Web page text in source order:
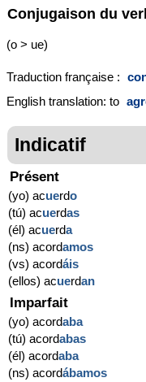
Conjugaison du
(o > ue)
Traduction française :
English translation: to
Indicatif
Présent
(yo) acuerdo
(tú) acuerdas
(él) acuerda
(ns) acordamos
(vs) acordáis
(ellos) acuerdan
Imparfait
(yo) acordaba
(tú) acordabas
(él) acordaba
(ns) acordábamos